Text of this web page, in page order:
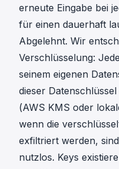
erneute Eingabe bei
für einen dauerhaft
Abgelehnt. Wir
Verschlüsselung:
seinem eigenen
dieser
(AWS KMS oder
wenn die
exfiltriert werden,
nutzlos. Keys